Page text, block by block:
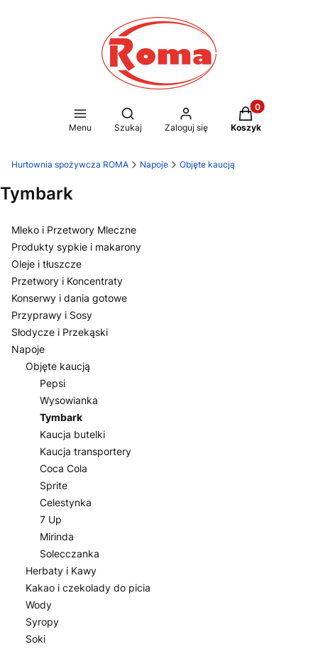
Menu
Otwórz wyszukiwarkę
Szukaj Zaloguj się
Produkty w
Koszyk
Hurtownia spożywcza ROMA Napoje Objęte kaucją
Tymbark
Mleko i Przetwory Mleczne
Produkty sypkie i makarony
Oleje i tłuszcze
Przetwory i Koncentraty
Konserwy i dania gotowe
Przyprawy i Sosy
Słodycze i Przekąski
Napoje
Objęte kaucją
Pepsi
Wysowianka
Tymbark
Kaucja butelki
Kaucja transportery
Coca Cola
Sprite
Celestynka
7 Up
Mirinda
Solecczanka
Herbaty i Kawy
Kakao i czekolady do picia
Wody
Syropy
Soki